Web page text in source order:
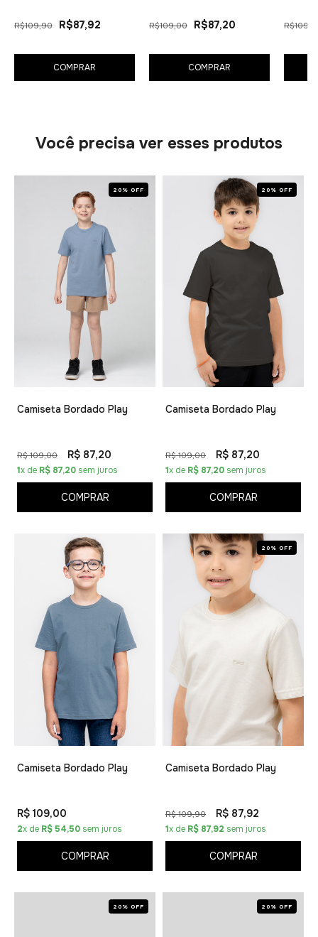
R$109,90 R$87,92
COMPRAR
R$109,00 R$87,20
COMPRAR
Você precisa ver esses produtos
20% OFF
Camiseta Bordado Play
R$ 109,00 R$ 87,20
1x de R$ 87,20 sem juros
COMPRAR
20% OFF
Camiseta Bordado Play
R$ 109,00 R$ 87,20
1x de R$ 87,20 sem juros
COMPRAR
Camiseta Bordado Play
R$ 109,00
2x de R$ 54,50 sem juros
COMPRAR
20% OFF
Camiseta Bordado Play
R$ 109,90 R$ 87,92
1x de R$ 87,92 sem juros
COMPRAR
20% OFF 20% OFF